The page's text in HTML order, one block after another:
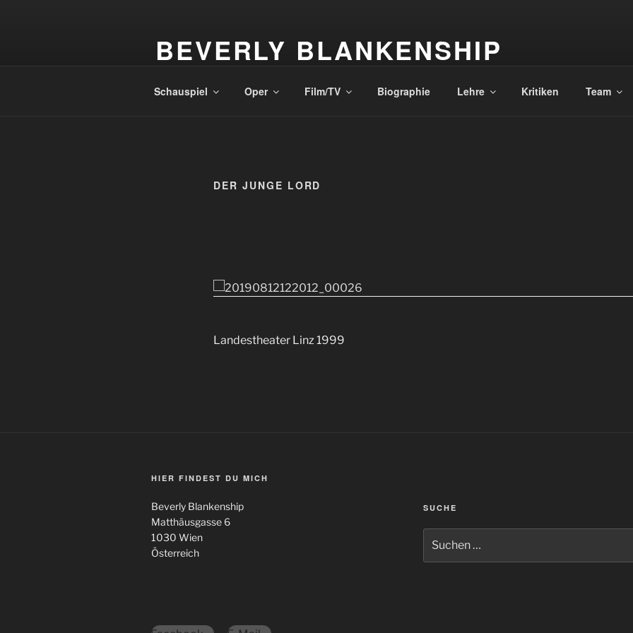
BEVERLY BLANKENSHIP
Schauspiel Oper Film/TV Biographie Lehre Kritiken Team
DER JUNGE LORD
Landestheater Linz 1999
HIER FINDEST DU MICH
Beverly Blankenship
Matthäusgasse 6
1030 Wien
Österreich
SUCHE
nach: